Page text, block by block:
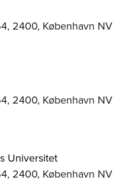
2400, København NV
2400, København NV
Universitet
2400, København NV